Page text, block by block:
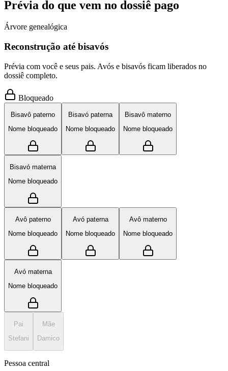
Prévia do que vem no dossiê pago
Árvore genealógica
Reconstrução até bisavós
Prévia com você e seus pais. Avós e bisavós ficam liberados no
dossiê completo.
Bloqueado
Bisavô paterno
Nome bloqueado
Bisavó paterna
Nome bloqueado
Bisavô materno
Nome bloqueado
Bisavó materna
Nome bloqueado
Avô paterno
Nome bloqueado
Avó paterna
Nome bloqueado
Avô materno
Nome bloqueado
Avó materna
Nome bloqueado
Pai
Stefani
Mãe
Damico
Pessoa central